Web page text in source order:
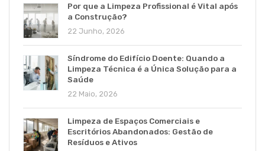
Por que a Limpeza Profissional é Vital após
a Construção?
22 Junho, 2026
Síndrome do Edifício Doente: Quando a
Limpeza Técnica é a Única Solução para a
Saúde
22 Maio, 2026
Limpeza de Espaços Comerciais e
Escritórios Abandonados: Gestão de
Resíduos e Ativos